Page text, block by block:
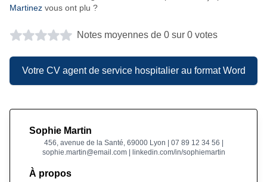
Martinez vous ont plu ?
Notes moyennes de 0 sur 0 votes
Votre CV agent de service hospitalier au format Word
Sophie Martin
456, avenue de la Santé, 69000 Lyon | 07 89 12 34 56 |
sophie.martin@email.com | linkedin.com/in/sophiemartin
À propos